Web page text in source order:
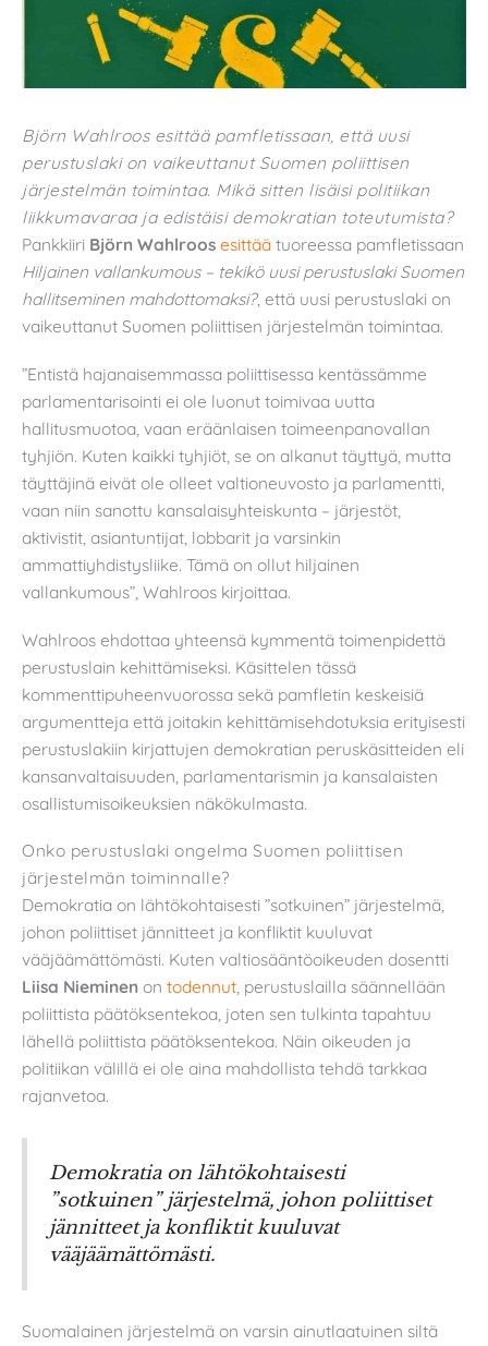
Björn Wahlroos esittää pamfletissaan, että uusi
perustuslaki on vaikeuttanut Suomen poliittisen
järjestelmän toimintaa. Mikä sitten lisäisi politiikan
liikkumavaraa ja edistäisi demokratian toteutumista?
Pankkiiri Björn Wahlroos esittää tuoreessa pamfletissaan
Hiljainen vallankumous – tekikö uusi perustuslaki Suomen
hallitseminen mahdottomaksi?, että uusi perustuslaki on
vaikeuttanut Suomen poliittisen järjestelmän toimintaa.
”Entistä hajanaisemmassa poliittisessa kentässämme
parlamentarisointi ei ole luonut toimivaa uutta
hallitusmuotoa, vaan eräänlaisen toimeenpanovallan
tyhjiön. Kuten kaikki tyhjiöt, se on alkanut täyttyä, mutta
täyttäjinä eivät ole olleet valtioneuvosto ja parlamentti,
vaan niin sanottu kansalaisyhteiskunta – järjestöt,
aktivistit, asiantuntijat, lobbarit ja varsinkin
ammattiyhdistysliike. Tämä on ollut hiljainen
vallankumous”, Wahlroos kirjoittaa.
Wahlroos ehdottaa yhteensä kymmentä toimenpidettä
perustuslain kehittämiseksi. Käsittelen tässä
kommenttipuheenvuorossa sekä pamfletin keskeisiä
argumentteja että joitakin kehittämisehdotuksia erityisesti
perustuslakiin kirjattujen demokratian peruskäsitteiden eli
kansanvaltaisuuden, parlamentarismin ja kansalaisten
osallistumisoikeuksien näkökulmasta.
Onko perustuslaki ongelma Suomen poliittisen
järjestelmän toiminnalle?
Demokratia on lähtökohtaisesti ”sotkuinen” järjestelmä,
johon poliittiset jännitteet ja konfliktit kuuluvat
vääjäämättömästi. Kuten valtiosääntöoikeuden dosentti
Liisa Nieminen on todennut, perustuslailla säännellään
poliittista päätöksentekoa, joten sen tulkinta tapahtuu
lähellä poliittista päätöksentekoa. Näin oikeuden ja
politiikan välillä ei ole aina mahdollista tehdä tarkkaa
rajanvetoa.
Demokratia on lähtökohtaisesti
”sotkuinen” järjestelmä, johon poliittiset
jännitteet ja konfliktit kuuluvat
vääjäämättömästi.
Suomalainen järjestelmä on varsin ainutlaatuinen siltä